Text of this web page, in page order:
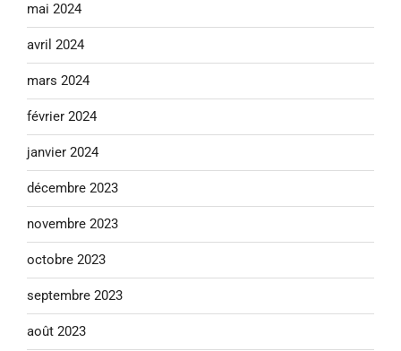
mai 2024
avril 2024
mars 2024
février 2024
janvier 2024
décembre 2023
novembre 2023
octobre 2023
septembre 2023
août 2023